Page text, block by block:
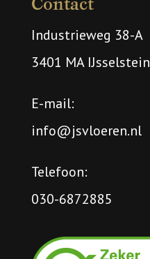
Industrieweg 38-A
3401 MA IJsselstein
E-mail:
info@jsvloeren.nl
Telefoon:
030-6872885